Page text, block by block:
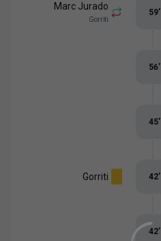
Marc Jurado
Gorriti
59’
56’
45’
Gorriti 42’
42’